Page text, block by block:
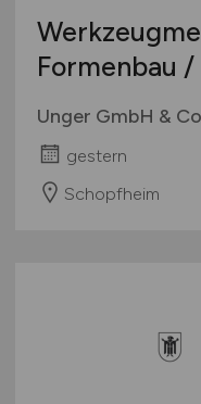
Formenbau
Unger GmbH &
gestern
Schopfheim